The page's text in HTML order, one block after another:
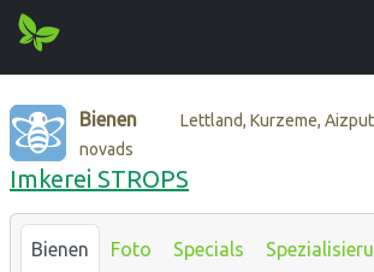
Bienen
Lettland, Kurzeme,
novads
Imkerei STROPS
Bienen Foto Specials